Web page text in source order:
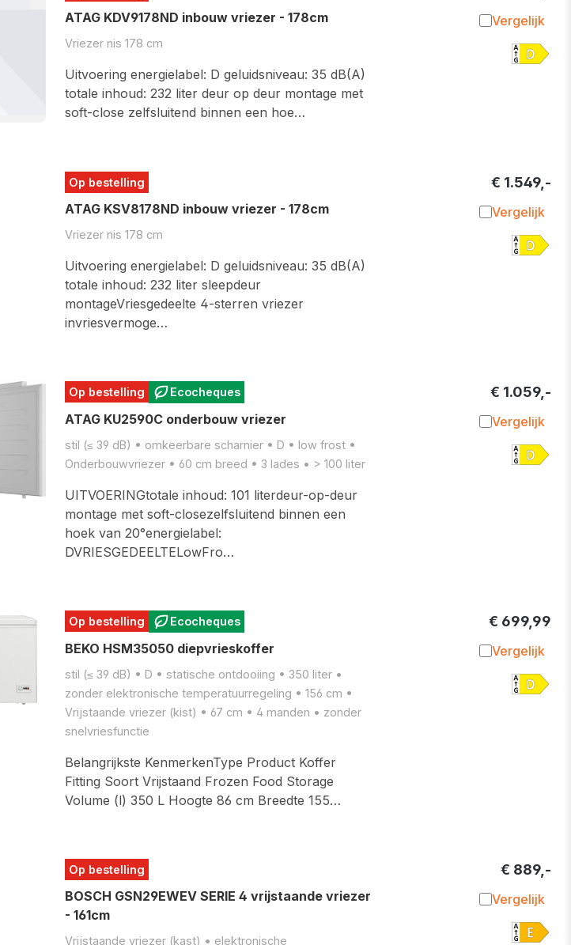
ATAG KDV9178ND inbouw vriezer - 178cm
Vriezer nis 178 cm
Uitvoering energielabel: D geluidsniveau: 35 dB(A)
totale inhoud: 232 liter deur op deur montage met
soft-close zelfsluitend binnen een hoe…
Vergelijk
Op bestelling
ATAG KSV8178ND inbouw vriezer - 178cm
Vriezer nis 178 cm
Uitvoering energielabel: D geluidsniveau: 35 dB(A)
totale inhoud: 232 liter sleepdeur
montageVriesgedeelte 4-sterren vriezer
invriesvermoge…
€ 1.549,-
Vergelijk
Op bestelling Ecocheques
ATAG KU2590C onderbouw vriezer
stil (≤ 39 dB) • omkeerbare scharnier • D • low frost •
Onderbouwvriezer • 60 cm breed • 3 lades • > 100 liter
UITVOERINGtotale inhoud: 101 literdeur-op-deur
montage met soft-closezelfsluitend binnen een
hoek van 20°energielabel:
DVRIESGEDEELTELowFro…
€ 1.059,-
Vergelijk
Op bestelling Ecocheques
BEKO HSM35050 diepvrieskoffer
stil (≤ 39 dB) • D • statische ontdooiing • 350 liter •
zonder elektronische temperatuurregeling • 156 cm •
Vrijstaande vriezer (kist) • 67 cm • 4 manden • zonder
snelvriesfunctie
Belangrijkste KenmerkenType Product Koffer
Fitting Soort Vrijstaand Frozen Food Storage
Volume (l) 350 L Hoogte 86 cm Breedte 155…
€ 699,99
Vergelijk
Op bestelling
BOSCH GSN29EWEV SERIE 4 vrijstaande vriezer
- 161cm
Vrijstaande vriezer (kast) • elektronische
€ 889,-
Vergelijk